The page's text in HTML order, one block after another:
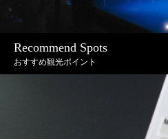
Recommend Spots
おすすめ観光ポイント